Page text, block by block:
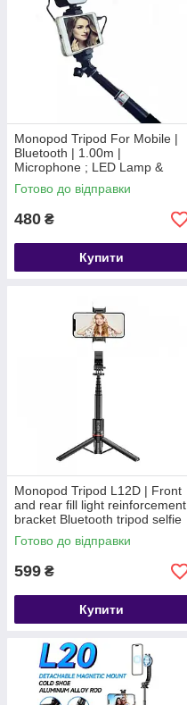
Monopod Tripod For Mobile |
Bluetooth | 1.00m |
Microphone ; LED Lamp &
Flash | AY-49Z
Готово до відправки
480 ₴
Купити
Monopod Tripod L12D | Front
and rear fill light reinforcement
bracket Bluetooth tripod selfie
stick¶ (1085mm)
Готово до відправки
599 ₴
Купити